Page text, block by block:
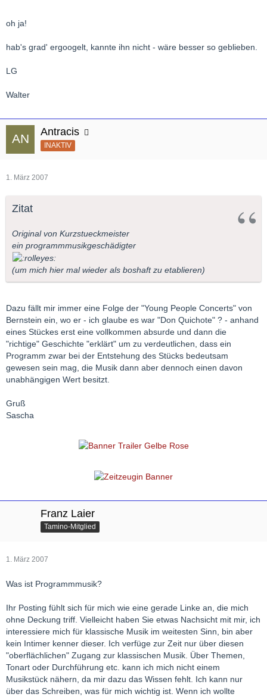
oh ja!
hab's grad' ergoogelt, kannte ihn nicht - wäre besser so geblieben.
LG
Walter
Antracis
INAKTIV
1. März 2007
Zitat
Original von Kurzstueckmeister
ein programmmusikgeschädigter
(um mich hier mal wieder als boshaft zu etablieren)
Dazu fällt mir immer eine Folge der "Young People Concerts" von
Bernstein ein, wo er - ich glaube es war "Don Quichote" ? - anhand
eines Stückes erst eine vollkommen absurde und dann die
"richtige" Geschichte "erklärt" um zu verdeutlichen, dass ein
Programm zwar bei der Entstehung des Stücks bedeutsam
gewesen sein mag, die Musik dann aber dennoch einen davon
unabhängigen Wert besitzt.
Gruß
Sascha
Franz Laier
Tamino-Mitglied
1. März 2007
Was ist Programmmusik?
Ihr Posting fühlt sich für mich wie eine gerade Linke an, die mich
ohne Deckung triff. Vielleicht haben Sie etwas Nachsicht mit mir, ich
interessiere mich für klassische Musik im weitesten Sinn, bin aber
kein Intimer kenner dieser. Ich verfüge zur Zeit nur über diesen
"oberflächlichen" Zugang zur klassischen Musik. Über Themen,
Tonart oder Durchführung etc. kann ich mich nicht einem
Musikstück nähern, da mir dazu das Wissen fehlt. Ich kann nur
über das Schreiben, was für mich wichtig ist. Wenn ich wollte